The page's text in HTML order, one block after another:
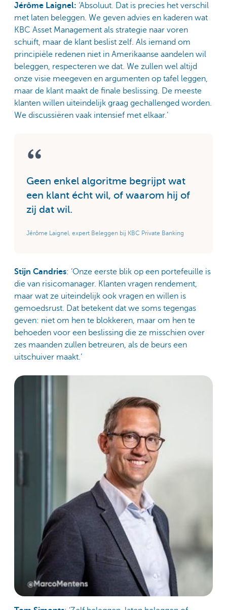
Jérôme Laignel: ‘Absoluut. Dat is precies het verschil
met laten beleggen. We geven advies en kaderen wat
KBC Asset Management als strategie naar voren
schuift, maar de klant beslist zelf. Als iemand om
principiële redenen niet in Amerikaanse aandelen wil
beleggen, respecteren we dat. We zullen wel altijd
onze visie meegeven en argumenten op tafel leggen,
maar de klant maakt de finale beslissing. De meeste
klanten willen uiteindelijk graag gechallenged worden.
We discussiëren vaak intensief met elkaar.’
Geen enkel algoritme begrijpt wat
een klant écht wil, of waarom hij of
zij dat wil.
Jérôme Laignel, expert Beleggen bij KBC Private Banking
Stijn Candries: ‘Onze eerste blik op een portefeuille is
die van risicomanager. Klanten vragen rendement,
maar wat ze uiteindelijk ook vragen en willen is
gemoedsrust. Dat betekent dat we soms tegengas
geven: niet om hen te blokkeren, maar om hen te
behoeden voor een beslissing die ze misschien over
zes maanden zullen betreuren, als de beurs een
uitschuiver maakt.’